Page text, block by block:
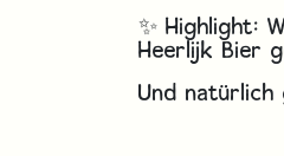
✨ Highlight:
Heerlijk Bier
Und natürlich